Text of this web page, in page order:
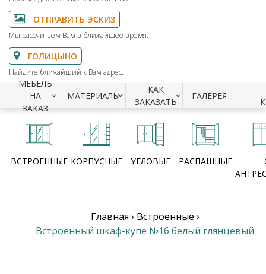
ОТПРАВИТЬ ЭСКИЗ
Мы рассчитаем Вам в ближайшее время.
ГОЛИЦЫНО
Найдите ближайший к Вам адрес.
МЕБЕЛЬ
НА
ЗАКАЗ
МАТЕРИАЛЫ
КАК
ЗАКАЗАТЬ
ГАЛЕРЕЯ
ВСТРОЕННЫЕ КОРПУСНЫЕ УГЛОВЫЕ РАСПАШНЫЕ
Главная › Встроенные ›
Встроенный шкаф-купе №16 белый глянцевый